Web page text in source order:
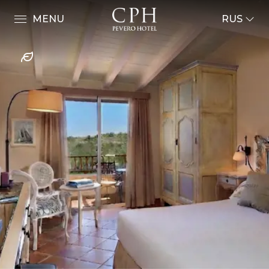
MENU RUS
FRA
Номер и люкс
Президентские апартаменты
Luxury Suite с джакузи
Luxury Suite
люкс-люкс
Junior Suite
Deluxe Premium
делюкс
Улучшенные премиум
Superior